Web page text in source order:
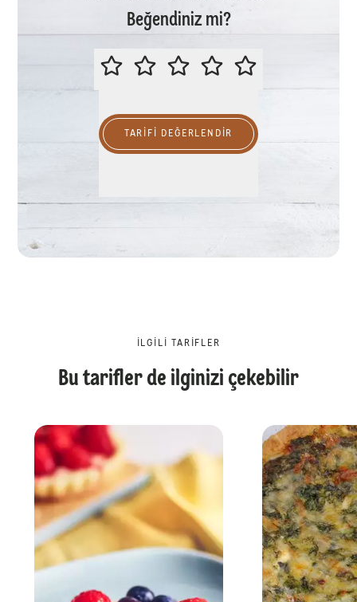
Beğendiniz mi?
LÜTFEN BU TARİFİ
TARIFI DEĞERLENDİR
İLGILI TARIFLER
Bu tarifler de ilginizi çekebilir